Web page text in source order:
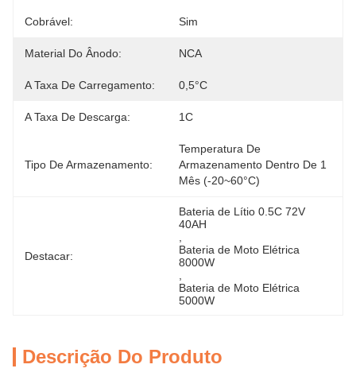
Cobrável: Sim
Material Do Ânodo: NCA
A Taxa De Carregamento: 0,5°C
A Taxa De Descarga: 1C
Tipo De Armazenamento:
Temperatura De
Armazenamento Dentro De 1
Mês (-20~60°C)
Destacar:
Bateria de Lítio 0.5C 72V
40AH
Bateria de Moto Elétrica
8000W
Bateria de Moto Elétrica
5000W
Descrição Do Produto